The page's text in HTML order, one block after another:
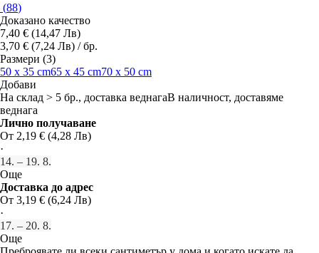
(88)
Доказано качество
7,40 € (14,47 Лв)
3,70 € (7,24 Лв) / бр.
Размери (3)
50 x 35 cm65 x 45 cm70 x 50 cm
Добави
На склад > 5 бр., доставка веднагаВ наличност, доставяме
веднага
Лично получаване
От 2,19 € (4,28 Лв)
·
14. – 19. 8.
Още
Доставка до адрес
От 3,19 € (6,24 Лв)
·
17. – 20. 8.
Още